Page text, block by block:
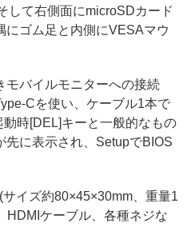
して右側面にmicroSDカード
にゴム足と内側にVESAマウ
バイルモニターへの接続
Cを使い、ケーブル1本で
時[DEL]キーと一般的なもの
先に表示され、SetupでBIOS
イズ約80×45×30mm、重量1
HDMIケーブル、各種ネジな